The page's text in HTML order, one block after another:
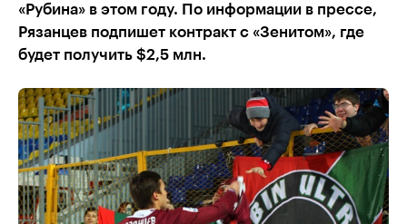
«Рубина» в этом году. По информации в прессе,
Рязанцев подпишет контракт с «Зенитом», где
будет получить $2,5 млн.